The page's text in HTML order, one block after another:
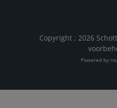
Copyright ; 2026
Powered by